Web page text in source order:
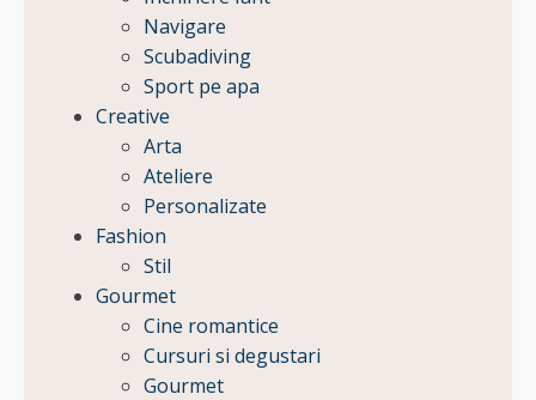
Navigare
Scubadiving
Sport pe apa
Creative
Arta
Ateliere
Personalizate
Fashion
Stil
Gourmet
Cine romantice
Cursuri si degustari
Gourmet